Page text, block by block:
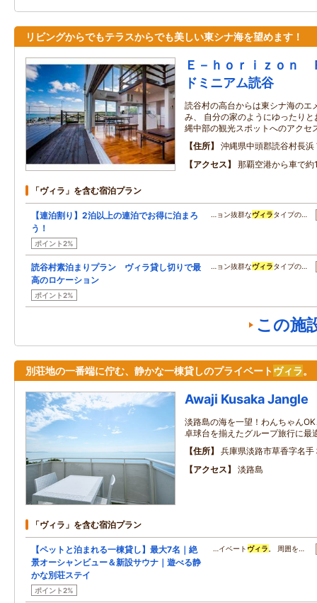
リビングからでもテラスからでも美しい東シナ海を望めます！
Ｅ－ｈｏｒｉｚｏｎ
ドミニアム読谷
読谷村の高台からは東シナ海のエ
み、 自分の家のようにゆったり
縄中部の観光スポットへのアクセ
住所
沖縄県中頭郡読谷村長浜
アクセス
那覇空港から車で約
「ヴィラ」を含む宿泊プラン
【連泊割り】2泊以上の連泊でお得に泊まろ
う！
ポイント2%
…ョン抜群なヴィラタイプの…
読谷村素泊まりプラン ヴィラ貸し切りで最
高のロケーション
ポイント2%
…ョン抜群なヴィラタイプの…
この施
別荘地の一番端に佇む、静かな一棟貸しのプライベートヴィラ。
Awaji Kusaka Jangle
淡路島の海を一望！わんちゃん
卓球台を揃えたグループ旅行に最
住所
兵庫県淡路市草香字名手
アクセス
淡路島
「ヴィラ」を含む宿泊プラン
【ペットと泊まれる一棟貸し】最大7名｜絶
景オーシャンビュー＆新設サウナ｜遊べる静
かな別荘ステイ
ポイント2%
…イベート ヴィラ 。 周囲を…